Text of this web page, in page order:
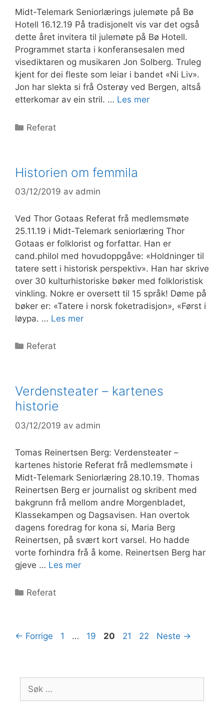
Midt-Telemark Seniorlærings julemøte på Bø
Hotell 16.12.19 På tradisjonelt vis var det også
dette året invitera til julemøte på Bø Hotell.
Programmet starta i konferansesalen med
visediktaren og musikaren Jon Solberg. Truleg
kjent for dei fleste som leiar i bandet «Ni Liv».
Jon har slekta si frå Osterøy ved Bergen, altså
etterkomar av ein stril. … Les mer
Kategorier
Referat
Historien om femmila
03/12/2019 av admin
Ved Thor Gotaas Referat frå medlemsmøte
25.11.19 i Midt-Telemark seniorlæring Thor
Gotaas er folklorist og forfattar. Han er
cand.philol med hovudoppgåve: «Holdninger til
tatere sett i historisk perspektiv». Han har skrive
over 30 kulturhistoriske bøker med folkloristisk
vinkling. Nokre er oversett til 15 språk! Døme på
bøker er: «Tatere i norsk foketradisjon», «Først i
løypa. … Les mer
Kategorier
Referat
Verdensteater – kartenes
historie
03/12/2019 av admin
Tomas Reinertsen Berg: Verdensteater –
kartenes historie Referat frå medlemsmøte i
Midt-Telemark Seniorlæring 28.10.19. Thomas
Reinertsen Berg er journalist og skribent med
bakgrunn frå mellom andre Morgenbladet,
Klassekampen og Dagsavisen. Han overtok
dagens foredrag for kona si, Maria Berg
Reinertsen, på svært kort varsel. Ho hadde
vorte forhindra frå å kome. Reinertsen Berg har
gjeve … Les mer
Kategorier
Referat
← Forrige Side
1 … Side
19 Side
20 Side
21 Side
22 Neste →
Søk
etter: